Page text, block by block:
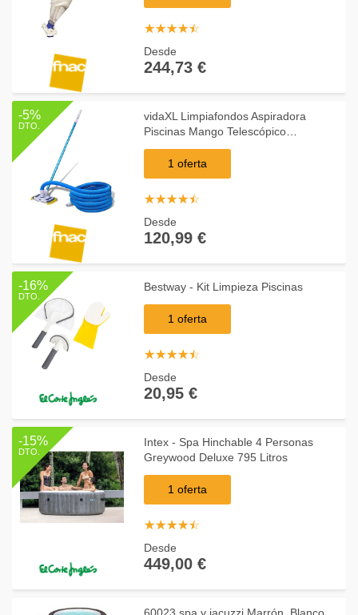
☆☆☆☆☆
★★★★★
Desde
244,73 €
-5%
DTO.
vidaXL Limpiafondos Aspiradora
Piscinas Mango Telescópico
Manguera Barrefondos
1 oferta
☆☆☆☆☆
★★★★★
Desde
120,99 €
-16%
DTO.
Bestway - Kit Limpieza Piscinas
1 oferta
☆☆☆☆☆
★★★★★
Desde
20,95 €
-15%
DTO.
Intex - Spa Hinchable 4 Personas
Greywood Deluxe 795 Litros
1 oferta
☆☆☆☆☆
★★★★★
Desde
449,00 €